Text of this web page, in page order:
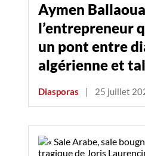
Aymen
l’entrepreneur
un pont entre
algérienne et
Diasporas | 25 juillet